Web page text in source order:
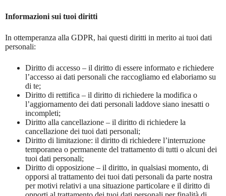
Informazioni sui tuoi diritti
In ottemperanza alla GDPR, hai questi diritti in merito ai tuoi dati
personali:
Diritto di accesso – il diritto di essere informato e richiedere
l’accesso ai dati personali che raccogliamo ed elaboriamo su
di te;
Diritto di rettifica – il diritto di richiedere la modifica o
l’aggiornamento dei dati personali laddove siano inesatti o
incompleti;
Diritto alla cancellazione – il diritto di richiedere la
cancellazione dei tuoi dati personali;
Diritto di limitazione: il diritto di richiedere l’interruzione
temporanea o permanente del trattamento di tutti o alcuni dei
tuoi dati personali;
Diritto di opposizione – il diritto, in qualsiasi momento, di
opporsi al trattamento dei tuoi dati personali da parte nostra
per motivi relativi a una situazione particolare e il diritto di